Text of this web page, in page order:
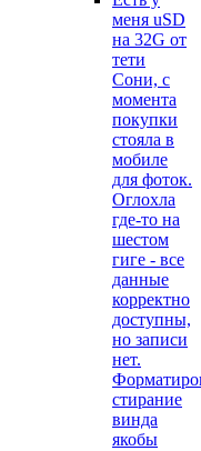
меня uSD
на 32G от
тети
Сони, с
момента
покупки
стояла в
мобиле
для фоток.
Оглохла
где-то на
шестом
гиге - все
данные
корректно
доступны,
но записи
нет.
стирание
винда
якобы